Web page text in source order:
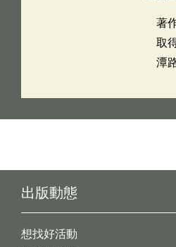
著
取
潭
出版動態
想找好活動